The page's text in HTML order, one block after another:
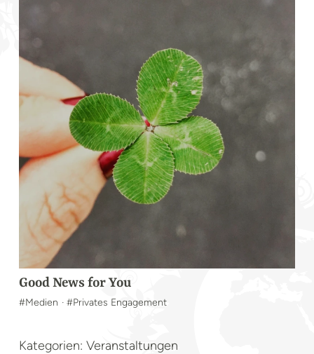
Good News for You
#Medien · #Privates Engagement
Kategorien: Veranstaltungen